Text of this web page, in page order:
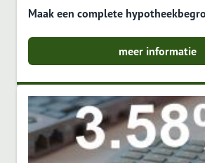
Maak een complete
meer informatie